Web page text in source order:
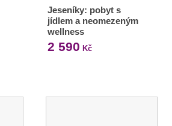
Jeseníky: pobyt s
jídlem a neomezeným
wellness
2 590 Kč